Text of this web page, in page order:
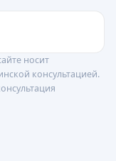
носит
консультацией.